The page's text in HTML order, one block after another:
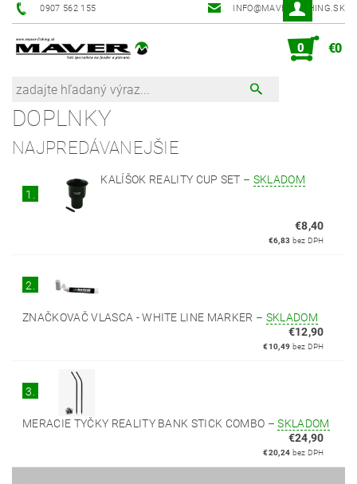
0907 562 155 INFO@MAVER-FISHING.SK
0 €0
DOPLNKY
NAJPREDÁVANEJŠIE
1.
KALÍŠOK REALITY CUP SET – SKLADOM
€8,40
€6,83 bez DPH
2.
ZNAČKOVAČ VLASCA - WHITE LINE MARKER – SKLADOM
€12,90
€10,49 bez DPH
3.
MERACIE TYČKY REALITY BANK STICK COMBO –SKLADOM
€24,90
€20,24 bez DPH